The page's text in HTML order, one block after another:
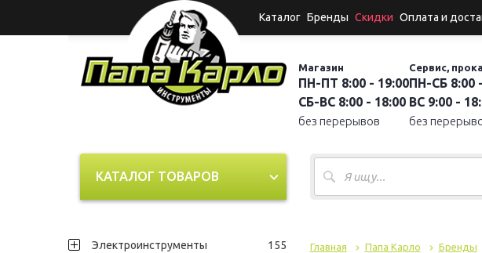
Каталог Бренды Скидки Оплата и
Магазин
ПН-ПТ 8:00 - 19:00
СБ-ВС 8:00 - 18:00
без перерывов
Сервис,
ПН-СБ 8:00
ВС 9:00 -
без
КАТАЛОГ ТОВАРОВ
Электроинструменты 155 Главная Папа Карло Бренды